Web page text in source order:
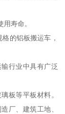
寿命。
的铝板搬运车，
行业中具有广泛
板等平板材料。
厂、建筑工地、